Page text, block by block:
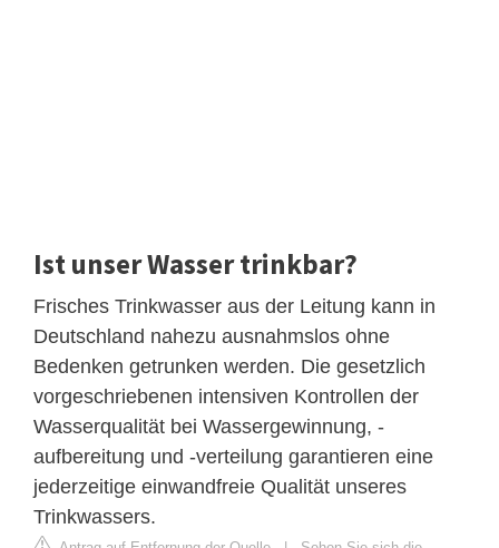
Ist unser Wasser trinkbar?
Frisches Trinkwasser aus der Leitung kann in
Deutschland nahezu ausnahmslos ohne
Bedenken getrunken werden. Die gesetzlich
vorgeschriebenen intensiven Kontrollen der
Wasserqualität bei Wassergewinnung, -
aufbereitung und -verteilung garantieren eine
jederzeitige einwandfreie Qualität unseres
Trinkwassers.